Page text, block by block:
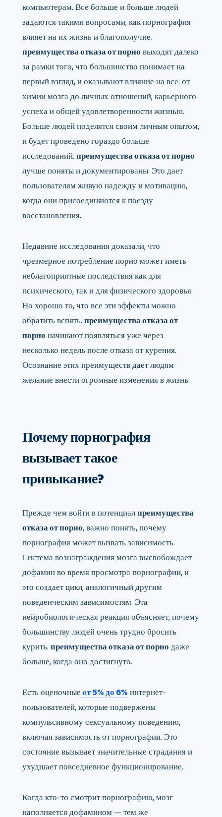
компьютерам. Все больше и больше людей
задаются такими вопросами, как порнография
влияет на их жизнь и благополучие.
преимущества отказа от порно выходят далеко
за рамки того, что большинство понимает на
первый взгляд, и оказывают влияние на все: от
химии мозга до личных отношений, карьерного
успеха и общей удовлетворенности жизнью.
Больше людей поделятся своим личным опытом,
и будет проведено гораздо больше
исследований. преимущества отказа от порно
лучше поняты и документированы. Это дает
пользователям живую надежду и мотивацию,
когда они присоединяются к поезду
восстановления.
Недавние исследования доказали, что
чрезмерное потребление порно может иметь
неблагоприятные последствия как для
психического, так и для физического здоровья.
Но хорошо то, что все эти эффекты можно
обратить вспять. преимущества отказа от
порно начинают появляться уже через
несколько недель после отказа от курения.
Осознание этих преимуществ дает людям
желание внести огромные изменения в жизнь.
Почему порнография
вызывает такое
привыкание?
Прежде чем войти в потенциал преимущества
отказа от порно, важно понять, почему
порнография может вызвать зависимость.
Система вознаграждения мозга высвобождает
дофамин во время просмотра порнографии, и
это создает цикл, аналогичный другим
поведенческим зависимостям. Эта
нейробиологическая реакция объясняет, почему
большинству людей очень трудно бросить
курить. преимущества отказа от порно даже
больше, когда оно достигнуто.
Есть оценочные от 5% до 6% интернет-
пользователей, которые подвержены
компульсивному сексуальному поведению,
включая зависимость от порнографии. Это
состояние вызывает значительные страдания и
ухудшает повседневное функционирование.
Когда кто-то смотрит порнографию, мозг
наполняется дофамином — тем же